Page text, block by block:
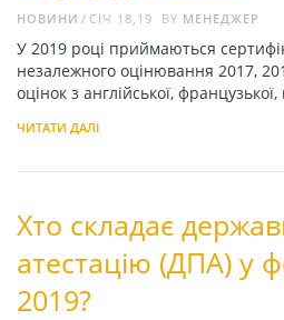
СІЧ 18,19
НОВИНИ BY МЕНЕДЖЕР
У 2019 році приймаються
незалежного оцінювання 2017,
оцінок з англійської,
ЧИТАТИ ДАЛІ
Хто складає
атестацію (ДПА) у
2019?